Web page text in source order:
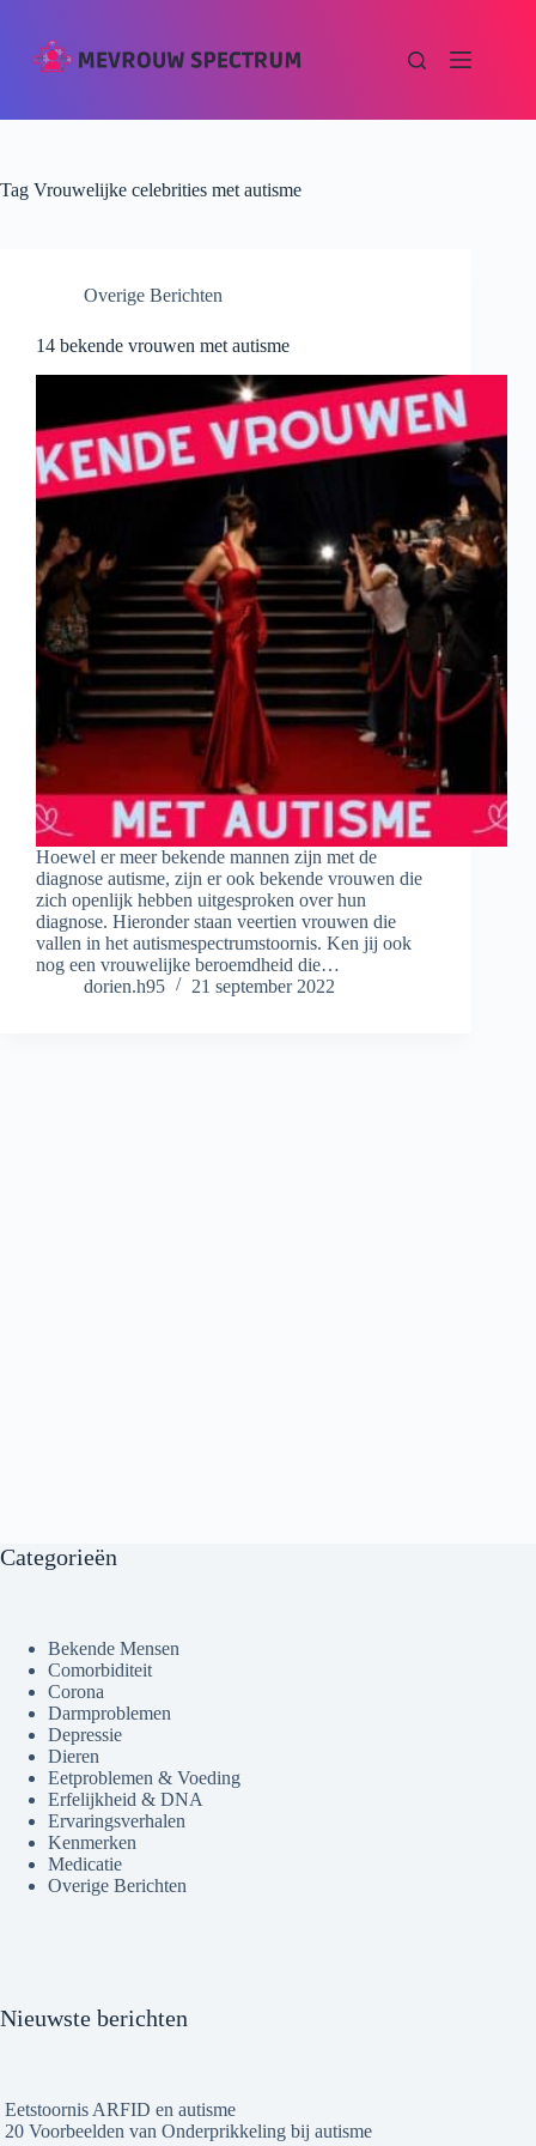
Tag Vrouwelijke celebrities met autisme
Overige Berichten
14 bekende vrouwen met autisme
Hoewel er meer bekende mannen zijn met de
diagnose autisme, zijn er ook bekende vrouwen die
zich openlijk hebben uitgesproken over hun
diagnose. Hieronder staan veertien vrouwen die
vallen in het autismespectrumstoornis. Ken jij ook
nog een vrouwelijke beroemdheid die…
dorien.h95
21 september 2022
Categorieën
Bekende Mensen
Comorbiditeit
Corona
Darmproblemen
Depressie
Dieren
Eetproblemen & Voeding
Erfelijkheid & DNA
Ervaringsverhalen
Kenmerken
Medicatie
Overige Berichten
Nieuwste berichten
Eetstoornis ARFID en autisme
20 Voorbeelden van Onderprikkeling bij autisme